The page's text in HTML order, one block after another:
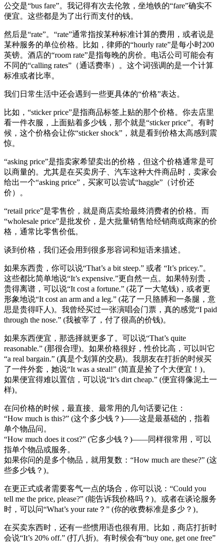
公交是“bus fare”。我记得有次去伦敦，坐地铁的“fare”确实不
便宜。这些都是为了出行而支付的钱。
然后是“rate”。“rate”通常指按某种标准计算的费用，或者说是
某种服务的单位价格。比如，律师的“hourly rate”是每小时200
英镑。酒店的“room rate”是指每晚的房价。电话公司可能会有
不同的“calling rates”（通话费率）。这个词强调的是一个计算
标准或者比率。
我们日常生活中还会遇到一些更具体的“价格”表达。
比如，“sticker price”是指商品标签上贴的那个价格。你去店里
看一件衣服，上面贴着多少钱，那个就是“sticker price”。有时
候，这个价格会让你“sticker shock”，就是看到价格太高感到震
惊。
“asking price”是指卖家希望卖出的价格，但这个价格通常是可
以商量的。尤其是在买卖房子、汽车这种大件商品时，卖家会
给出一个“asking price”，买家可以尝试“haggle”（讨价还
价）。
“retail price”是零售价，就是商店卖给最终消费者的价格。而
“wholesale price”是批发价，是大批量销售给经销商或商家的价
格，通常比零售价低。
谈到价格，我们还会用到很多形容词和短语来描述。
如果东西贵，你可以说“That’s a bit steep.” 或者 “It’s pricey.”。
这些都比简单地说“It’s expensive.”更自然一点。如果特别贵，
贵得离谱，可以说“It cost a fortune.” (花了一大笔钱)，或者更
形象地说“It cost an arm and a leg.” (花了一只胳膊和一条腿，意
思是贵得吓人)。我曾经买过一张演唱会门票，真的感觉“I paid
through the nose.” (我被宰了，付了很高的价钱)。
如果东西便宜，那选择就更多了。可以说“That’s quite
reasonable.” (那很合理)。如果价格很好，性价比高，可以叫它
“a real bargain.” (真是个划算的交易)。我朋友在打折的时候买
了一件外套，她说“It was a steal!” (简直是捡了个大便宜！)。
如果便宜得难以置信，可以说“It’s dirt cheap.” (便宜得像泥土一
样)。
在问价格的时候，最直接、最常用的几句话要记住：
“How much is this?” (这个多少钱？)——这是最基础的，指着
单个物品问。
“How much does it cost?” (它多少钱？)——同样很常用，可以
指单个物品或服务。
如果你问的是多个物品，就用复数：“How much are these?” (这
些多少钱？)。
在更正式或者需要客气一点的场合，你可以说：“Could you
tell me the price, please?” (能告诉我价格吗？)。或者在谈论服务
时，可以问“What’s your rate？” (你的收费标准是多少？)。
在买卖东西时，还有一些惯用语也很有用。比如，商店打折时
会说“It’s 20% off.” (打八折)。有时候会有“buy one, get one free”